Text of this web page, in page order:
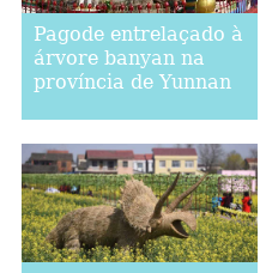
Pagode entrelaçado à
árvore banyan na
província de Yunnan